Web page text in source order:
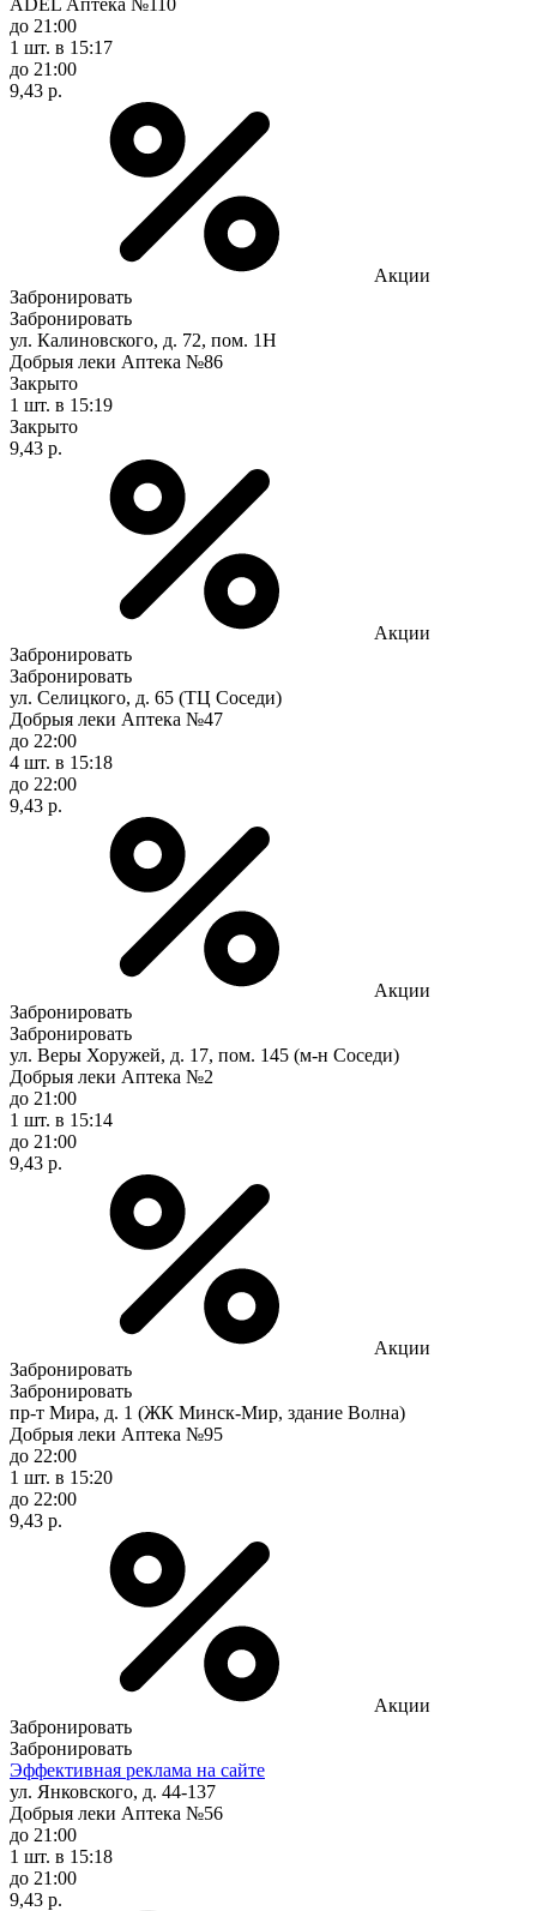
до 21:00
1 шт. в 15:17
до 21:00
9,43 р.
Акции
Забронировать
Забронировать
ул. Калиновского, д. 72, пом. 1Н
Добрыя леки Аптека №86
Закрыто
1 шт. в 15:19
Закрыто
9,43 р.
Акции
Забронировать
Забронировать
ул. Селицкого, д. 65 (ТЦ Соседи)
Добрыя леки Аптека №47
до 22:00
4 шт. в 15:18
до 22:00
9,43 р.
Акции
Забронировать
Забронировать
ул. Веры Хоружей, д. 17, пом. 145 (м-н Соседи)
Добрыя леки Аптека №2
до 21:00
1 шт. в 15:14
до 21:00
9,43 р.
Акции
Забронировать
Забронировать
пр-т Мира, д. 1 (ЖК Минск-Мир, здание Волна)
Добрыя леки Аптека №95
до 22:00
1 шт. в 15:20
до 22:00
9,43 р.
Акции
Забронировать
Забронировать
Эффективная реклама на сайте
ул. Янковского, д. 44-137
Добрыя леки Аптека №56
до 21:00
1 шт. в 15:18
до 21:00
9,43 р.